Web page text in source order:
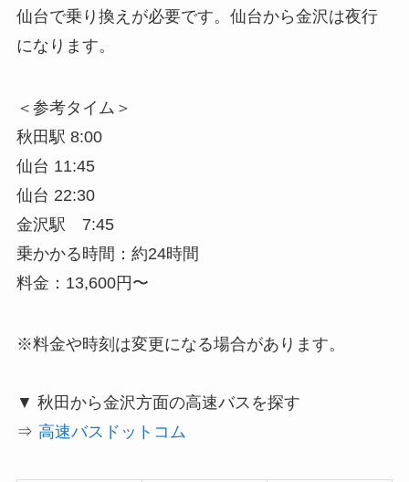
仙台で乗り換えが必要です。仙台から金沢は夜行
になります。
＜参考タイム＞
秋田駅 8:00
仙台 11:45
仙台 22:30
金沢駅 7:45
乗かかる時間：約24時間
料金：13,600円〜
※料金や時刻は変更になる場合があります。
▼ 秋田から金沢方面の高速バスを探す
⇒ 高速バスドットコム